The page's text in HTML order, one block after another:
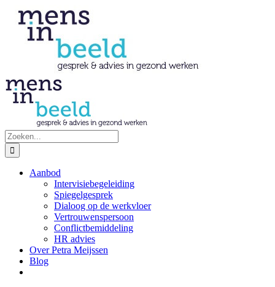
naar
inhoud
Zoeken
naar:
Aanbod
Intervisiebegeleiding
Spiegelgesprek
Dialoog op de werkvloer
Vertrouwenspersoon
Conflictbemiddeling
HR advies
Over Petra Meijssen
Blog